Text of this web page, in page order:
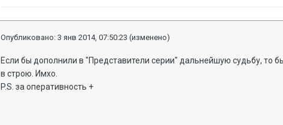
Опубликовано:3 янв 2014, 07:50:23 (изменено)
Если бы дополнили в "Представители серии" дальнейшую судьбу, то
в строю. Имхо.
P.S. за оперативность +